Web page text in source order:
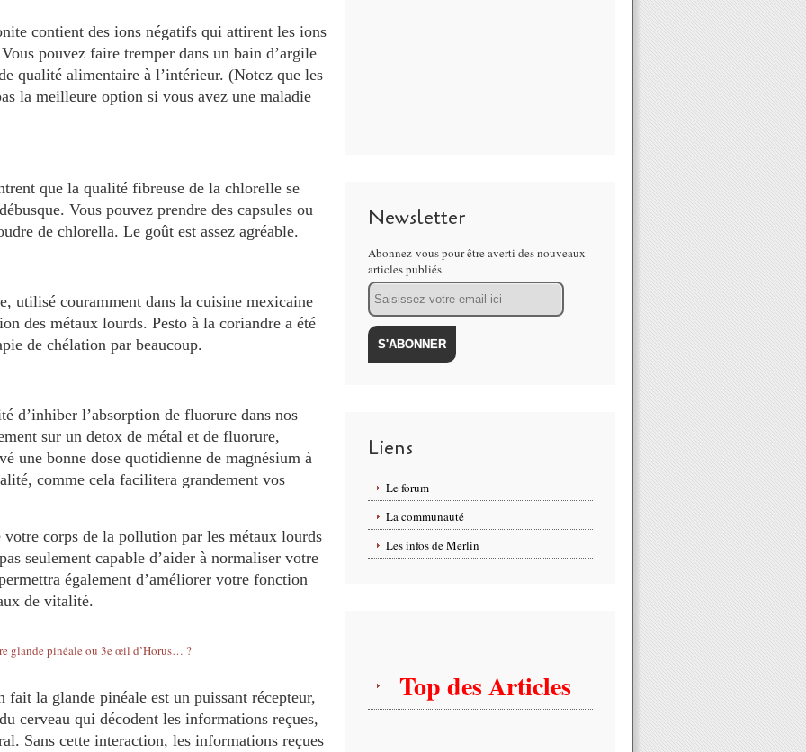
contient des ions négatifs qui attirent les ions
pouvez faire tremper dans un bain d’argile
qualité alimentaire à l’intérieur. (Notez que les
la meilleure option si vous avez une maladie
que la qualité fibreuse de la chlorelle se
Vous pouvez prendre des capsules ou
de chlorella. Le goût est assez agréable.
utilisé couramment dans la cuisine mexicaine
des métaux lourds. Pesto à la coriandre a été
de chélation par beaucoup.
d’inhiber l’absorption de fluorure dans nos
sur un detox de métal et de fluorure,
une bonne dose quotidienne de magnésium à
comme cela facilitera grandement vos
votre corps de la pollution par les métaux lourds
seulement capable d’aider à normaliser votre
également d’améliorer votre fonction
de vitalité.
fait la glande pinéale est un puissant récepteur,
cerveau qui décodent les informations reçues,
Sans cette interaction, les informations reçues
Newsletter
Abonnez-vous pour être averti des nouveaux
articles publiés.
Email
Liens
Le forum
La communauté
Les infos de Merlin
Top des Articles